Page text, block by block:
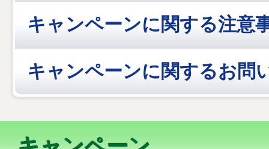
キャンペーンに関する注意
キャンペーンに関するお問